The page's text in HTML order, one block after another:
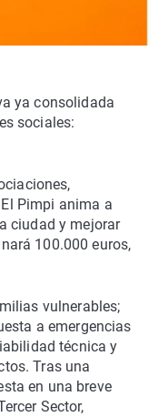
ya consolidada
sociales:
Pimpi anima a
ciudad y mejorar
100.000 euros,
vulnerables;
a emergencias
técnica y
Tras una
en una breve
Sector,